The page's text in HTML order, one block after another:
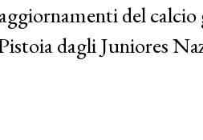
del calcio
dagli Juniores